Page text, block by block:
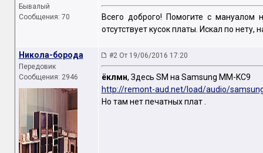
Бывалый
Сообщения: 70
Всего доброго! Помогите с
отсутствует кусок платы. Искал по
Никола-борода
Передовик
Сообщения: 2946
#2 От 19/06/2016 17:20
ёклмн, Здесь SM на Samsung MM-KC9
http://remont-aud.net/load/audio/
Но там нет печатных плат .